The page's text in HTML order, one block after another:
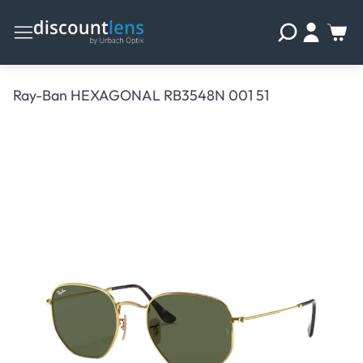
Ray-Ban HEXAGONAL RB3548N 001 51